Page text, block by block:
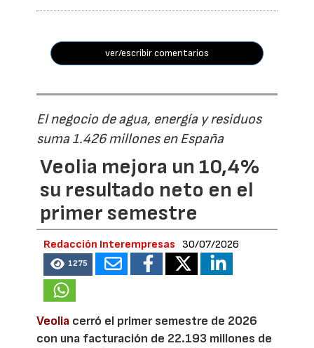
ver/escribir comentarios
El negocio de agua, energía y residuos
suma 1.426 millones en España
Veolia mejora un 10,4%
su resultado neto en el
primer semestre
Redacción Interempresas 30/07/2026
1275
Veolia cerró el primer semestre de 2026
con una facturación de 22.193 millones de